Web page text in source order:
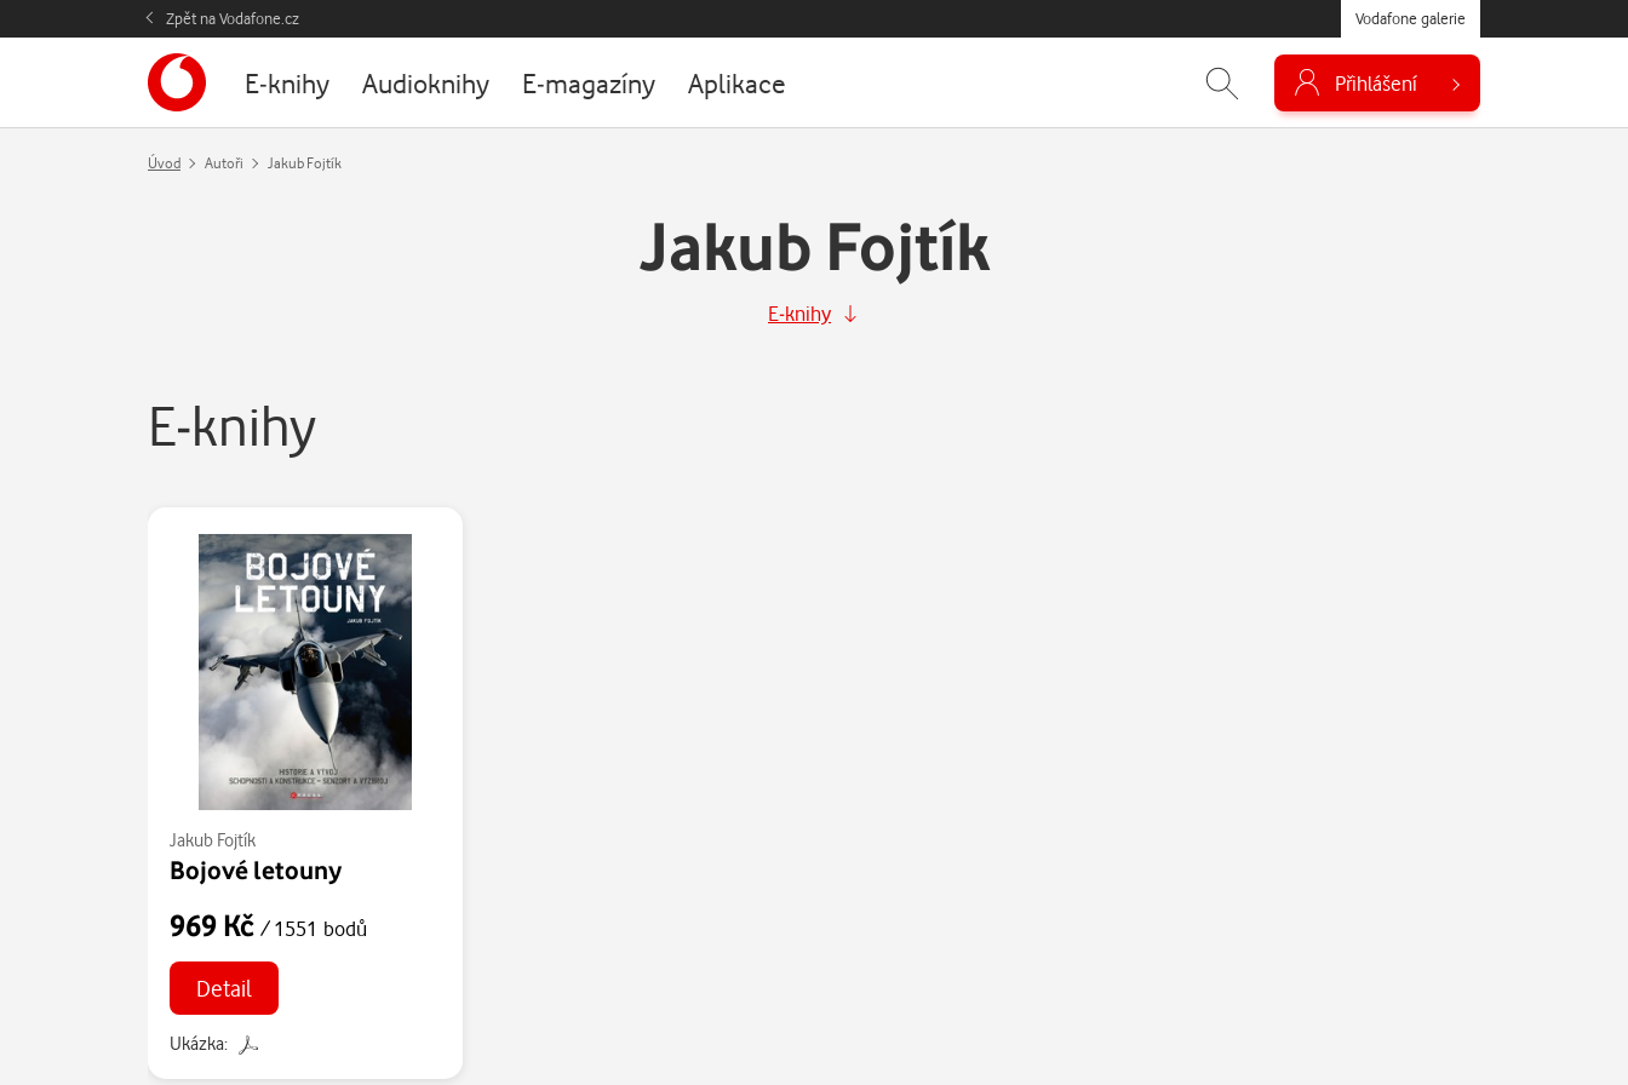
Zpět na Vodafone.cz Vodafone galerie
E-knihy Audioknihy E-magazíny Aplikace Přihlášení
Úvod Autoři Jakub Fojtík
Jakub Fojtík
E-knihy
E-knihy
Jakub Fojtík
Bojové letouny
969 Kč / 1551 bodů
Detail
Ukázka: